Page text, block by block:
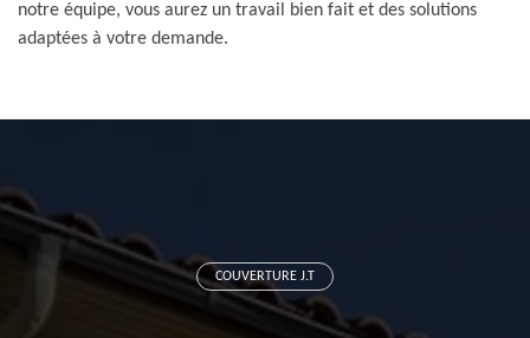
notre équipe, vous aurez un travail bien fait et des solutions
adaptées à votre demande.
COUVERTURE J.T